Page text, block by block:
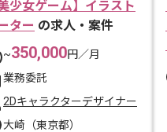
美少女ゲーム】イラスト
ター の求人・案件
~350,000円／月
業務委託
2Dキャラクターデザイナー
大崎（東京都）